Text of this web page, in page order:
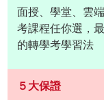
面授、學堂、雲
考課程任你選，
的轉學考學習法
５大保證